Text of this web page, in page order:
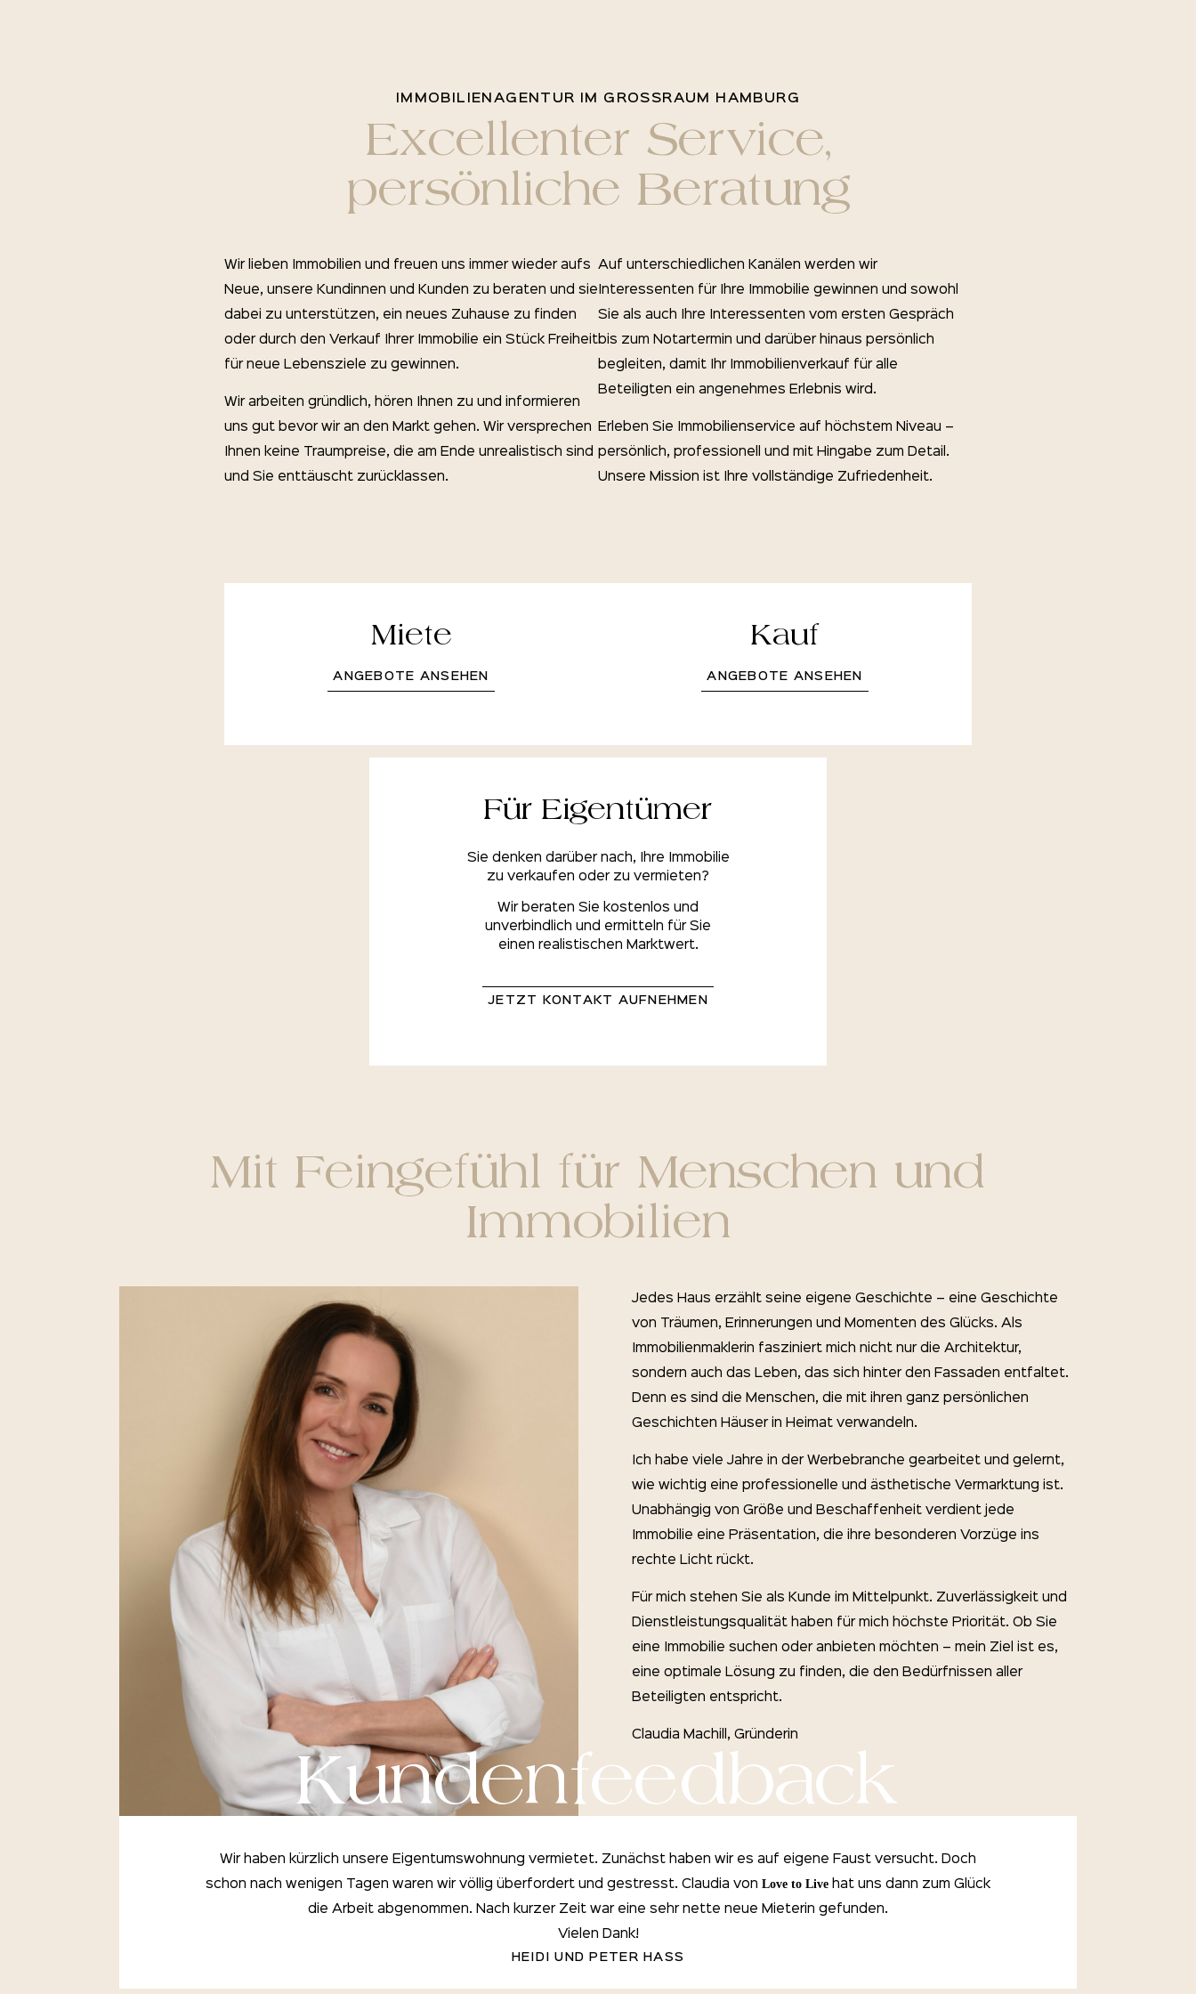
IMMOBILIENAGENTUR IM GROSSRAUM HAMBURG
Excellenter Service,
persönliche Beratung
Wir lieben Immobilien und freuen uns immer wieder aufs
Neue, unsere Kundinnen und Kunden zu beraten und sie
dabei zu unterstützen, ein neues Zuhause zu finden
oder durch den Verkauf Ihrer Immobilie ein Stück Freiheit
für neue Lebensziele zu gewinnen.
Wir arbeiten gründlich, hören Ihnen zu und informieren
uns gut bevor wir an den Markt gehen. Wir versprechen
Ihnen keine Traumpreise, die am Ende unrealistisch sind
und Sie enttäuscht zurücklassen.
Auf unterschiedlichen Kanälen werden wir
Interessenten für Ihre Immobilie gewinnen und sowohl
Sie als auch Ihre Interessenten vom ersten Gespräch
bis zum Notartermin und darüber hinaus persönlich
begleiten, damit Ihr Immobilienverkauf für alle
Beteiligten ein angenehmes Erlebnis wird.
Erleben Sie Immobilienservice auf höchstem Niveau –
persönlich, professionell und mit Hingabe zum Detail.
Unsere Mission ist Ihre vollständige Zufriedenheit.
Miete
ANGEBOTE ANSEHEN
Kauf
ANGEBOTE ANSEHEN
Für Eigentümer
Sie denken darüber nach, Ihre Immobilie
zu verkaufen oder zu vermieten?
Wir beraten Sie kostenlos und
unverbindlich und ermitteln für Sie
einen realistischen Marktwert.
JETZT KONTAKT AUFNEHMEN
Mit Feingefühl für Menschen und
Immobilien
Jedes Haus erzählt seine eigene Geschichte – eine Geschichte
von Träumen, Erinnerungen und Momenten des Glücks. Als
Immobilienmaklerin fasziniert mich nicht nur die Architektur,
sondern auch das Leben, das sich hinter den Fassaden entfaltet.
Denn es sind die Menschen, die mit ihren ganz persönlichen
Geschichten Häuser in Heimat verwandeln.
Ich habe viele Jahre in der Werbebranche gearbeitet und gelernt,
wie wichtig eine professionelle und ästhetische Vermarktung ist.
Unabhängig von Größe und Beschaffenheit verdient jede
Immobilie eine Präsentation, die ihre besonderen Vorzüge ins
rechte Licht rückt.
Für mich stehen Sie als Kunde im Mittelpunkt. Zuverlässigkeit und
Dienstleistungsqualität haben für mich höchste Priorität. Ob Sie
eine Immobilie suchen oder anbieten möchten – mein Ziel ist es,
eine optimale Lösung zu finden, die den Bedürfnissen aller
Beteiligten entspricht.
Claudia Machill, Gründerin
Kundenfeedback
Wir haben kürzlich unsere Eigentumswohnung vermietet. Zunächst haben wir es auf eigene Faust versucht. Doch
schon nach wenigen Tagen waren wir völlig überfordert und gestresst. Claudia von Love to Live hat uns dann zum Glück
die Arbeit abgenommen. Nach kurzer Zeit war eine sehr nette neue Mieterin gefunden.
Vielen Dank!
HEIDI UND PETER HASS